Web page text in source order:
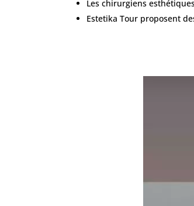
Les chirurgiens
Estetika Tour proposent